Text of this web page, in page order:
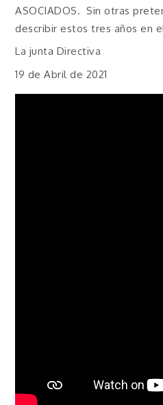
ASOCIADOS. Sin otras
describir estos tres años en
La junta Directiva
19 de Abril de 2021